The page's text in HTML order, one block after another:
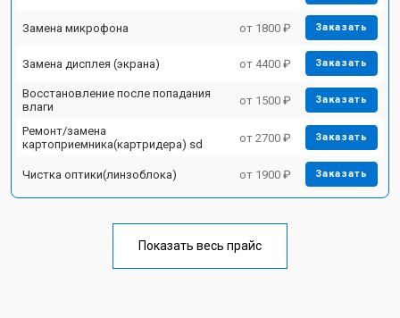
Замена микрофона от 1800 ₽ Заказать
Замена дисплея (экрана) от 4400 ₽ Заказать
Восстановление после попадания
влаги
от 1500 ₽ Заказать
Ремонт/замена
картоприемника(картридера) sd
от 2700 ₽ Заказать
Чистка оптики(линзоблока) от 1900 ₽ Заказать
Показать весь прайс